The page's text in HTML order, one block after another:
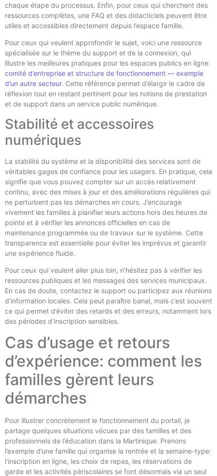
chaque étape du processus. Enfin, pour ceux qui cherchent des
ressources complètes, une FAQ et des didacticiels peuvent être
utiles et accessibles directement depuis l’espace famille.
Pour ceux qui veulent approfondir le sujet, voici une ressource
spécialisée sur le thème du support et de la connexion, qui
illustre les meilleures pratiques pour les espaces publics en ligne:
comité d’entreprise et structure de fonctionnement — exemple
d’un autre secteur. Cette référence permet d’élargir le cadre de
réflexion tout en restant pertinent pour les notions de prestation
et de support dans un service public numérique.
Stabilité et accessoires
numériques
La stabilité du système et la disponibilité des services sont de
véritables gages de confiance pour les usagers. En pratique, cela
signifie que vous pouvez compter sur un accès relativement
continu, avec des mises à jour et des améliorations régulières qui
ne perturbent pas les démarches en cours. J’encourage
vivement les familles à planifier leurs actions hors des heures de
pointe et à vérifier les annonces officielles en cas de
maintenance programmée ou de travaux sur le système. Cette
transparence est essentielle pour éviter les imprévus et garantir
une expérience fluide.
Pour ceux qui veulent aller plus loin, n’hésitez pas à vérifier les
ressources publiques et les messages des services municipaux.
En cas de doute, contactez le support ou participez aux réunions
d’information locales. Cela peut paraître banal, mais c’est souvent
ce qui permet d’éviter des retards et des erreurs, notamment lors
des périodes d’inscription sensibles.
Cas d’usage et retours
d’expérience: comment les
familles gèrent leurs
démarches
Pour illustrer concrètement le fonctionnement du portail, je
partage quelques situations vécues par des familles et des
professionnels de l’éducation dans la Martinique. Prenons
l’exemple d’une famille qui organise la rentrée et la semaine-type:
l’inscription en ligne, les choix de repas, les réservations de
garde et les activités périscolaires se font désormais via un seul